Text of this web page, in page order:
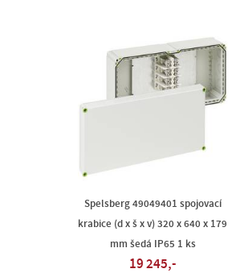
Spelsberg 49049401 spojovací
krabice (d x š x v) 320 x 640 x 179
mm šedá IP65 1 ks
19 245,-